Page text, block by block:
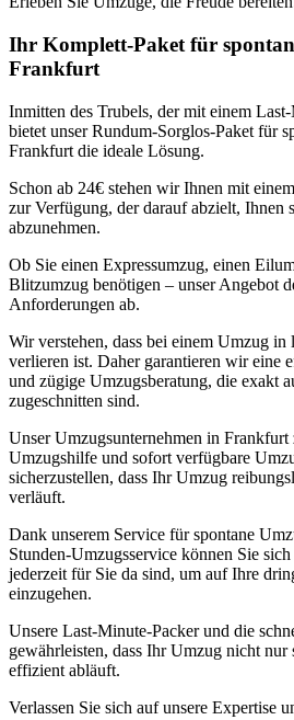
Ihr Komplett-Paket für
Frankfurt
Inmitten des Trubels, der mit einem
bietet unser Rundum-Sorglos-Paket für
Frankfurt die ideale Lösung.
Schon ab 24€ stehen wir Ihnen mit
zur Verfügung, der darauf abzielt, Ihnen
abzunehmen.
Ob Sie einen Expressumzug, einen
Blitzumzug benötigen – unser Angebot
Anforderungen ab.
Wir verstehen, dass bei einem Umzug
verlieren ist. Daher garantieren wir eine
und zügige Umzugsberatung, die exakt
zugeschnitten sind.
Unser Umzugsunternehmen in
Umzugshilfe und sofort verfügbare
sicherzustellen, dass Ihr Umzug
verläuft.
Dank unserem Service für spontane
Stunden-Umzugsservice können Sie
jederzeit für Sie da sind, um auf Ihre
einzugehen.
Unsere Last-Minute-Packer und die
gewährleisten, dass Ihr Umzug nicht nur
effizient abläuft.
Verlassen Sie sich auf unsere Expertise